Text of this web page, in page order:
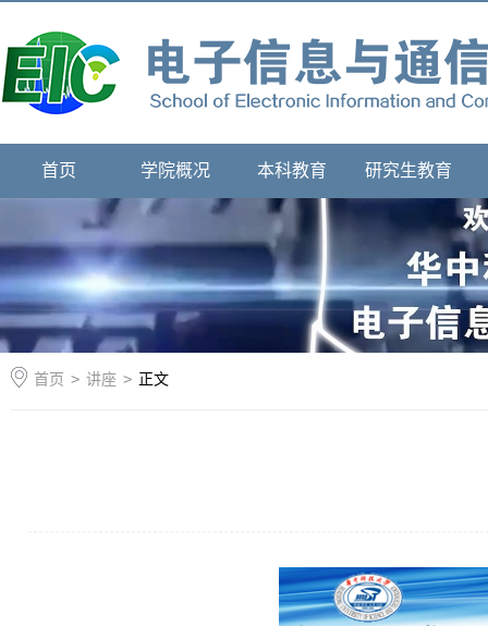
首页 学院概况 本科教育 研究生教育
首页 > 讲座 > 正文